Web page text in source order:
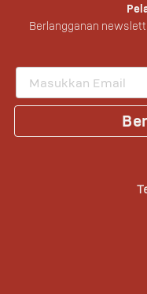
Berlangganan